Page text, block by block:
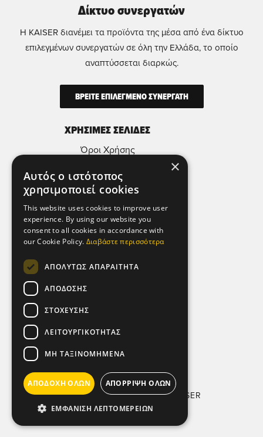
ΧΡΗΣΙΜΕΣ ΣΕΛΙΔΕΣ
Όροι Χρήσης
Πολιτική Απορρήτου & Προστασίας
Προσωπικών Δεδομένων
Πολιτική Μικροδεδομένων (Cookies)
Δίκτυο συνεργατών
Η KAISER διανέμει τα προϊόντα της μέσα από ένα δίκτυο
επιλεγμένων συνεργατών σε όλη την Ελλάδα, το οποίο
αναπτύσσεται διαρκώς.
ΒΡΕΙΤΕ ΕΠΙΛΕΓΜΕΝΟ ΣΥΝΕΡΓΑΤΗ
ΕΠΙΚΟΙΝΩΝΙΑ
Λεωφ. Αθηνών 92,
Τηλ: (+30) 210 5193 100
SOCIAL MEDIA
COPYRIGHT © 2011-2026 KAISER
WITH
BY DARKPONY
×
Αυτός ο ιστότοπος
χρησιμοποιεί cookies
This website uses cookies to improve user
experience. By using our website you
consent to all cookies in accordance with
our Cookie Policy. Διαβάστε περισσότερα
ΑΠΟΛΎΤΩΣ ΑΠΑΡΑΊΤΗΤΑ
ΑΠΌΔΟΣΗΣ
ΣΤΌΧΕΥΣΗΣ
ΛΕΙΤΟΥΡΓΙΚΌΤΗΤΑΣ
ΜΗ ΤΑΞΙΝΟΜΗΜΈΝΑ
ΑΠΟΔΟΧΉ ΌΛΩΝ ΑΠΌΡΡΙΨΗ ΌΛΩΝ
ΕΜΦΆΝΙΣΗ ΛΕΠΤΟΜΕΡΕΙΏΝ